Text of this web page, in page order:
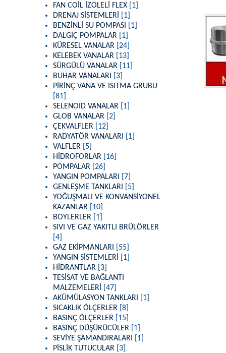
FAN COİL İZOLELİ FLEX
[1]
DRENAJ SİSTEMLERİ
[1]
BENZİNLİ SU POMPASI
[1]
DALGIÇ POMPALAR
[1]
KÜRESEL VANALAR [24]
KELEBEK VANALAR
[13]
SÜRGÜLÜ VANALAR
[11]
BUHAR VANALARI
[3]
PİRİNÇ VANA VE ISITMA GRUBU
[81]
SELENOID VANALAR
[1]
GLOB VANALAR [2]
ÇEKVALFLER
[12]
RADYATÖR VANALARI
[1]
VALFLER
[5]
HİDROFORLAR
[16]
POMPALAR [26]
YANGIN POMPALARI
[7]
GENLEŞME TANKLARI
[5]
YOĞUŞMALI VE KONVANSİYONEL
KAZANLAR
[10]
BOYLERLER
[1]
SIVI VE GAZ YAKITLI BRÜLÖRLER
[4]
GAZ EKİPMANLARI
[55]
YANGIN SİSTEMLERİ
[1]
HİDRANTLAR
[3]
TESİSAT VE BAĞLANTI
MALZEMELERİ
[47]
AKÜMÜLASYON TANKLARI
[1]
SICAKLIK ÖLÇERLER [8]
BASINÇ ÖLÇERLER
[15]
BASINÇ DÜŞÜRÜCÜLER
[1]
SEVİYE ŞAMANDIRALARI
[1]
PİSLİK TUTUCULAR
[3]